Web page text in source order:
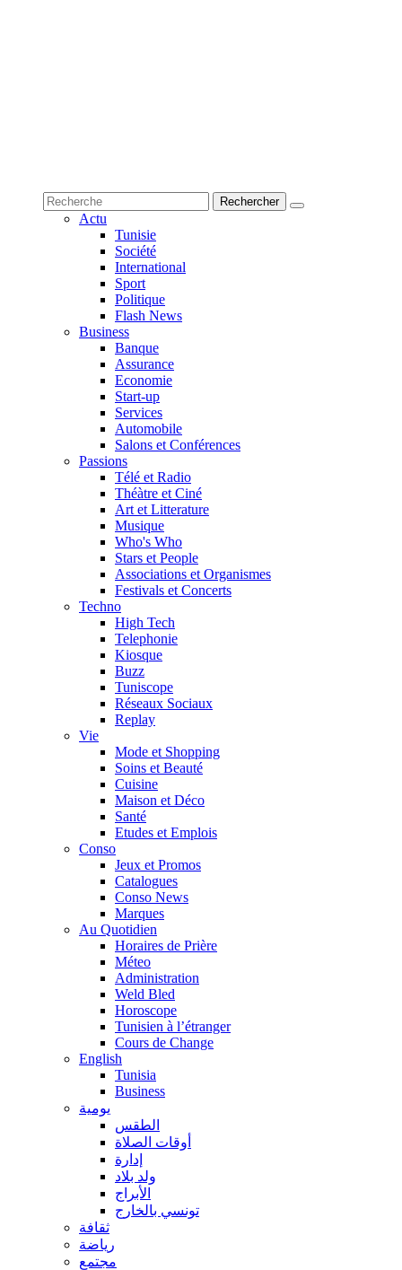
Actu
Tunisie
Société
International
Sport
Politique
Flash News
Business
Banque
Assurance
Economie
Start-up
Services
Automobile
Salons et Conférences
Passions
Télé et Radio
Théàtre et Ciné
Art et Litterature
Musique
Who's Who
Stars et People
Associations et Organismes
Festivals et Concerts
Techno
High Tech
Telephonie
Kiosque
Buzz
Tuniscope
Réseaux Sociaux
Replay
Vie
Mode et Shopping
Soins et Beauté
Cuisine
Maison et Déco
Santé
Etudes et Emplois
Conso
Jeux et Promos
Catalogues
Conso News
Marques
Au Quotidien
Horaires de Prière
Méteo
Administration
Weld Bled
Horoscope
Tunisien à l’étranger
Cours de Change
English
Tunisia
Business
يومية
الطقس
أوقات الصلاة
إدارة
ولد بلاد
الأبراج
تونسي بالخارج
ثقافة
رياضة
مجتمع